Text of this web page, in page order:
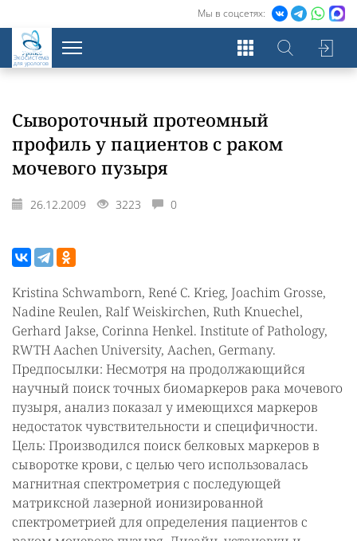
Мы в соцсетях:
Экосистема
для урологов
Сывороточный протеомный
профиль у пациентов с раком
мочевого пузыря
26.12.2009 3223 0
Kristina Schwamborn, René C. Krieg, Joachim Grosse,
Nadine Reulen, Ralf Weiskirchen, Ruth Knuechel,
Gerhard Jakse, Corinna Henkel. Institute of Pathology,
RWTH Aachen University, Aachen, Germany.
Предпосылки: Несмотря на продолжающийся
научный поиск точных биомаркеров рака мочевого
пузыря, анализ показал у имеющихся маркеров
недостаток чувствительности и специфичности.
Цель: Производился поиск белковых маркеров в
сыворотке крови, с целью чего использовалась
магнитная спектрометрия с последующей
матриксной лазерной ионизированной
спектрометрией для определения пациентов с